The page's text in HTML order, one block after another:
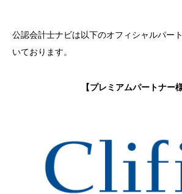
公認会計士ナビは以下のオフィシャルパー
いております。
【プレミアムパートナー様